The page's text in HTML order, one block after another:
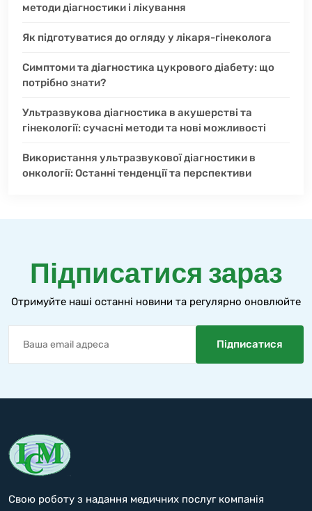
методи діагностики і лікування
Як підготуватися до огляду у лікаря-гінеколога
Симптоми та діагностика цукрового діабету: що
потрібно знати?
Ультразвукова діагностика в акушерстві та
гінекології: сучасні методи та нові можливості
Використання ультразвукової діагностики в
онкології: Останні тенденції та перспективи
Підписатися зараз
Отримуйте наші останні новини та регулярно оновлюйте
Свою роботу з надання медичних послуг компанія